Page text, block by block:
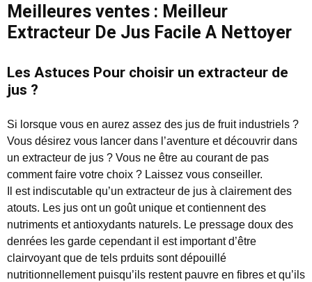
Meilleures ventes : Meilleur
Extracteur De Jus Facile A Nettoyer
Les Astuces Pour choisir un extracteur de
jus ?
Si lorsque vous en aurez assez des jus de fruit industriels ?
Vous désirez vous lancer dans l’aventure et découvrir dans
un extracteur de jus ? Vous ne être au courant de pas
comment faire votre choix ? Laissez vous conseiller.
Il est indiscutable qu’un extracteur de jus à clairement des
atouts. Les jus ont un goût unique et contiennent des
nutriments et antioxydants naturels. Le pressage doux des
denrées les garde cependant il est important d’être
clairvoyant que de tels prduits sont dépouillé
nutritionnellement puisqu’ils restent pauvre en fibres et qu’ils